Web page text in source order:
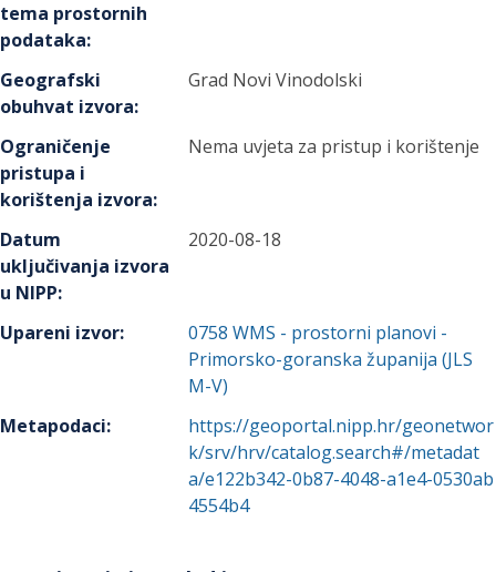
tema prostornih
podataka:
Geografski
obuhvat izvora:
Grad Novi Vinodolski
Ograničenje
pristupa i
korištenja izvora:
Nema uvjeta za pristup i korištenje
Datum
uključivanja izvora
u NIPP:
2020-08-18
Upareni izvor: 0758 WMS - prostorni planovi -
Primorsko-goranska županija (JLS
M-V)
Metapodaci:
https://geoportal.nipp.hr/geonetwor
k/srv/hrv/catalog.search#/metadat
a/e122b342-0b87-4048-a1e4-0530ab
4554b4